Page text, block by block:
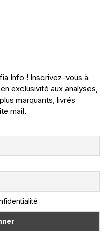
Info ! Inscrivez-vous à
exclusivité aux analyses,
marquants, livrés
mail.